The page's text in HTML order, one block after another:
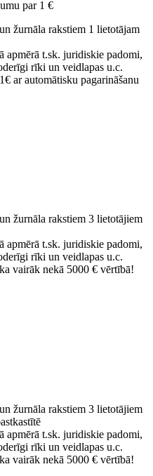
par 1 €
žurnāla rakstiem 1 lietotājam
apmērā t.sk. juridiskie padomi,
rīki un veidlapas u.c.
ar automātisku pagarināšanu
žurnāla rakstiem 3 lietotājiem
apmērā t.sk. juridiskie padomi,
rīki un veidlapas u.c.
vairāk nekā 5000 € vērtībā!
žurnāla rakstiem 3 lietotājiem
apmērā t.sk. juridiskie padomi,
rīki un veidlapas u.c.
vairāk nekā 5000 € vērtībā!